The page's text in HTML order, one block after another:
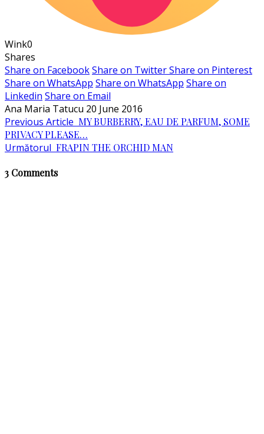
Wink0
Shares
Share on FacebookShare on TwitterShare on Pinterest
Share on WhatsApp Share on WhatsApp Share on
Linkedin Share on Email
Ana Maria Tatucu 20 June 2016
Previous Article MY BURBERRY, EAU DE PARFUM, SOME
PRIVACY PLEASE…
Următorul FRAPIN THE ORCHID MAN
3 Comments